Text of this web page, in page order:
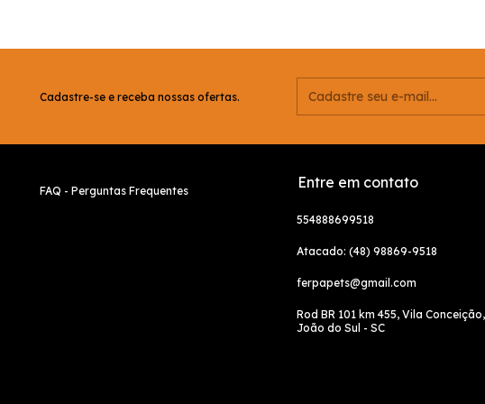
Cadastre-se e receba nossas ofertas.
FAQ - Perguntas Frequentes Entre em contato
554888699518
Atacado: (48) 98869-9518
ferpapets@gmail.com
Rod BR 101 km 455, Vila
João do Sul - SC